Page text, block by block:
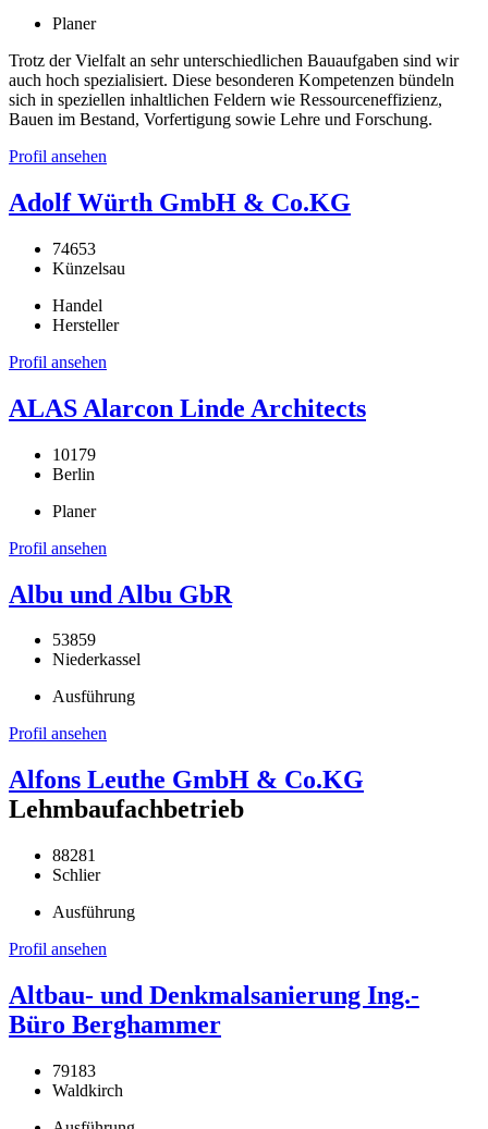
Planer
Trotz der Vielfalt an sehr unterschiedlichen Bauaufgaben sind wir
auch hoch spezialisiert. Diese besonderen Kompetenzen bündeln
sich in speziellen inhaltlichen Feldern wie Ressourceneffizienz,
Bauen im Bestand, Vorfertigung sowie Lehre und Forschung.
Profil ansehen
Adolf Würth GmbH & Co.KG
74653
Künzelsau
Handel
Hersteller
Profil ansehen
ALAS Alarcon Linde Architects
10179
Berlin
Planer
Profil ansehen
Albu und Albu GbR
53859
Niederkassel
Ausführung
Profil ansehen
Alfons Leuthe GmbH & Co.KG
Lehmbaufachbetrieb
88281
Schlier
Ausführung
Profil ansehen
Altbau- und Denkmalsanierung Ing.-
Büro Berghammer
79183
Waldkirch